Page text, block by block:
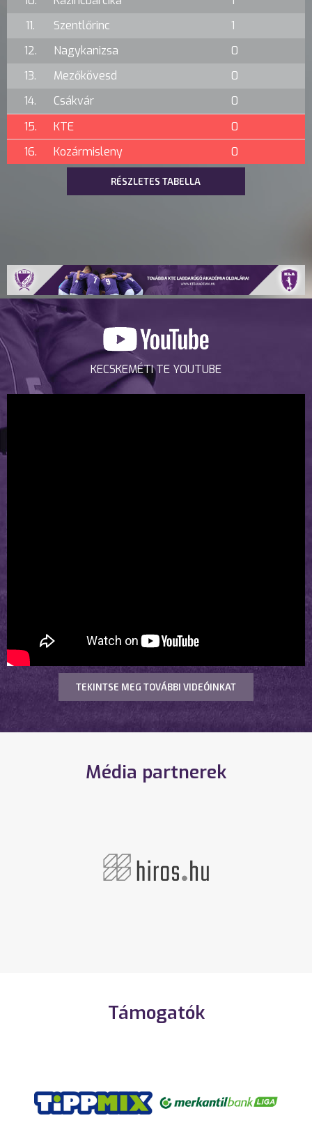
11.
Szentlőrinc
1
12.
Nagykanizsa
0
13.
Mezőkövesd
0
14.
Csákvár
0
15.
KTE
0
16.
Kozármisleny 0
RÉSZLETES TABELLA
KECSKEMÉTI TE YOUTUBE
TEKINTSE MEG TOVÁBBI VIDEÓINKAT
Média partnerek
Támogatók